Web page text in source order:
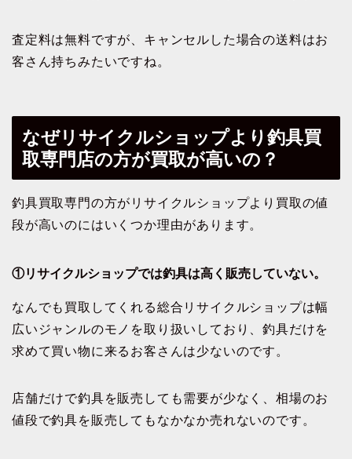
査定料は無料ですが、キャンセルした場合の送料はお
客さん持ちみたいですね。
なぜリサイクルショップより釣具買
取専門店の方が買取が高いの？
釣具買取専門の方がリサイクルショップより買取の値
段が高いのにはいくつか理由があります。
①リサイクルショップでは釣具は高く販売していない。
なんでも買取してくれる総合リサイクルショップは幅
広いジャンルのモノを取り扱いしており、釣具だけを
求めて買い物に来るお客さんは少ないのです。
店舗だけで釣具を販売しても需要が少なく、相場のお
値段で釣具を販売してもなかなか売れないのです。